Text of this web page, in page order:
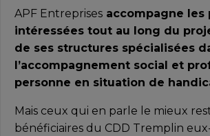
APF Entreprises accompagne les
intéressées tout au long du
de ses structures spécialisées
l’accompagnement social et
personne en situation de
Mais ceux qui en parle le mieux
bénéficiaires du CDD Tremplin